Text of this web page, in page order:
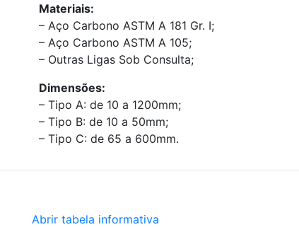
Materiais:
– Aço Carbono ASTM A 181 Gr. I;
– Aço Carbono ASTM A 105;
– Outras Ligas Sob Consulta;
Dimensões:
– Tipo A: de 10 a 1200mm;
– Tipo B: de 10 a 50mm;
– Tipo C: de 65 a 600mm.
Abrir tabela informativa